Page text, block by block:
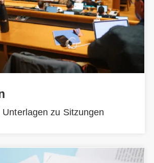
Unterlagen zu Sitzungen